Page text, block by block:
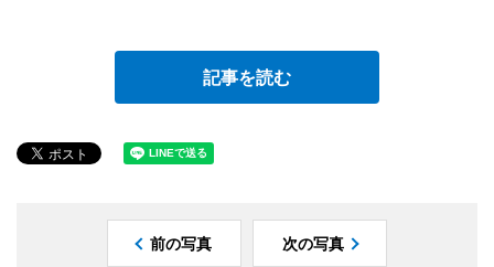
記事を読む
前の写真 次の写真